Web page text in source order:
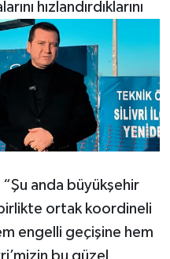
hızlandırdıklarını
anda büyükşehir
ortak koordineli
engelli geçişine hem
bu güzel